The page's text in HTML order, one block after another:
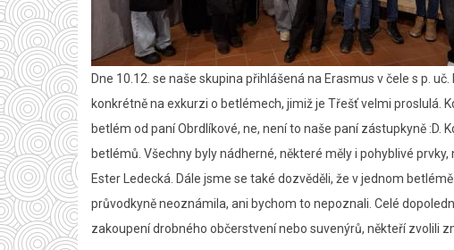
Dne 10.12. se naše skupina přihlášená na Erasmus v čele s p.
konkrétně na exkurzi o betlémech, jimiž je Třešť velmi proslulá.
betlém od paní Obrdlíkové, ne, není to naše paní zástupkyně
betlémů. Všechny byly nádherné, některé měly i pohyblivé
Ester Ledecká. Dále jsme se také dozvěděli, že v jednom
průvodkyně neoznámila, ani bychom to nepoznali. Celé
zakoupení drobného občerstvení nebo suvenýrů, někteří zvolili